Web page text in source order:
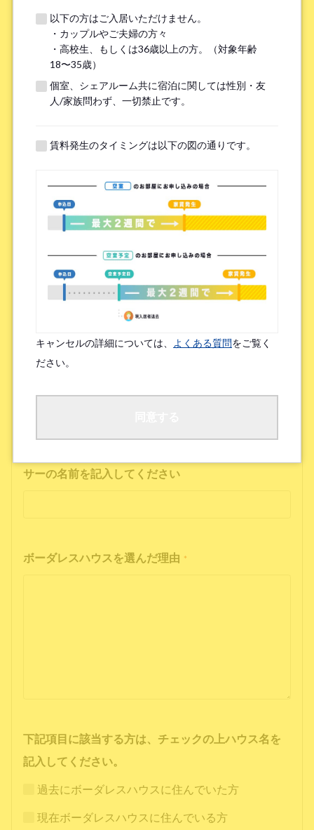
勤務先名、学校名 *
※無職の方は無しとご記入ください
提携機関 ※以下の提携機関に所属されている方はお選び下さい。
ボーダレスハウスを知ったきっかけ *
検索エンジン（Google／Yahoo! など）
広告を見て（Google広告／SNS広告 など）
物件ポータルサイト
ブログやWeb記事を読んで
友人/知人からの口コミ
所属先からの紹介
SNSインフルエンサーの投稿を見た
サーの名前を記入してください
ボーダレスハウスを選んだ理由 *
下記項目に該当する方は、チェックの上ハウス名を
記入してください。
過去にボーダレスハウスに住んでいた方
現在ボーダレスハウスに住んでいる方
以下の方はご入居いただけません。
・カップルやご夫婦の方々
・高校生、もしくは36歳以上の方。（対象年齢
18〜35歳）
個室、シェアルーム共に宿泊に関しては性別・友
人/家族問わず、一切禁止です。
賃料発生のタイミングは以下の図の通りです。
キャンセルの詳細については、 よくある質問をご覧く
ださい。